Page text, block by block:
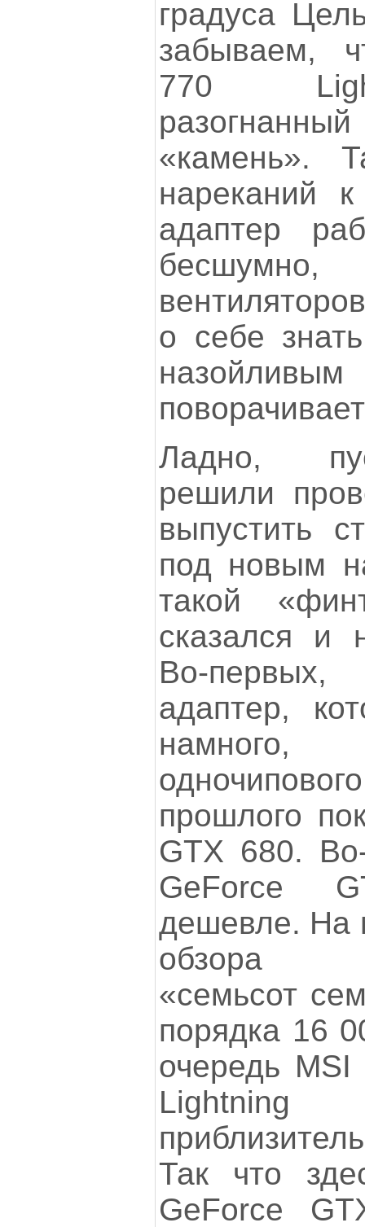
градуса
забываем,
770
«камень».
нареканий
адаптер
о себе
Ладно,
решили
выпустить
под новым
такой
сказался и
Во-
адаптер,
прошлого
GTX 680.
GeForce
дешевле. На
обзора
«семьсот
порядка 16
очередь
Так что
GeForce